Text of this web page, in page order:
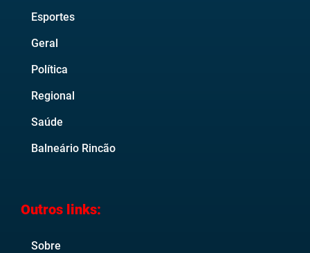
Esportes
Geral
Política
Regional
Saúde
Balneário Rincão
Outros links:
Sobre